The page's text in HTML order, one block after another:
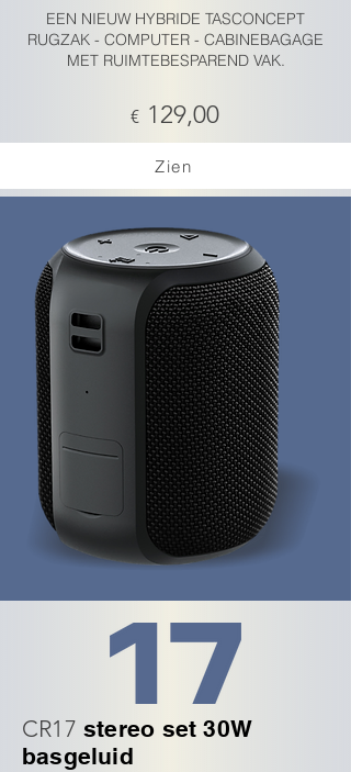
EEN NIEUW HYBRIDE TASCONCEPT
RUGZAK - COMPUTER - CABINEBAGAGE
MET RUIMTEBESPAREND VAK.
€ 129,00
Zien
CR17 stereo set 30W
basgeluid